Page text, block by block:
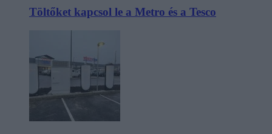
Töltőket kapcsol le a Metro és a Tesco